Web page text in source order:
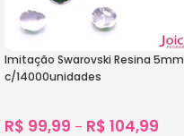
Imitação Swarovski Resina 5mm
c/14000unidades
R$ 99,99 – R$ 104,99